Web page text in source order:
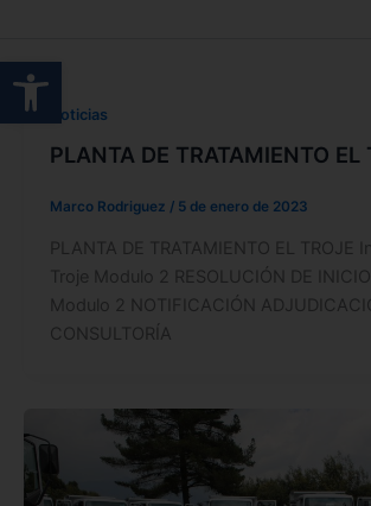
Abrir barra de
Noticias
PLANTA DE TRATAMIENTO EL
Marco Rodriguez / 5 de enero de 2023
PLANTA DE TRATAMIENTO EL TROJE
Troje Modulo 2 RESOLUCIÓN DE
Modulo 2 NOTIFICACIÓN
CONSULTORÍA